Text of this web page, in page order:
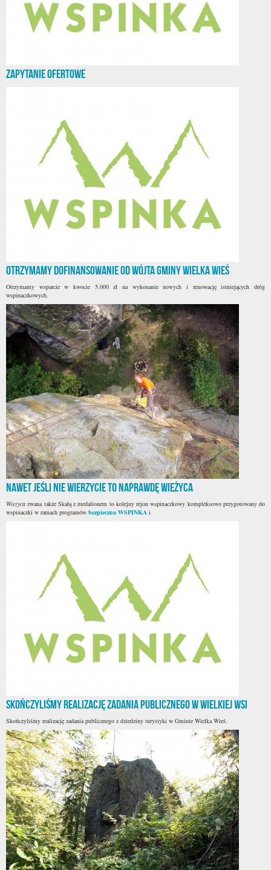
Zapytanie ofertowe
Otrzymamy dofinansowanie od Wójta Gminy Wielka Wieś
Otrzymamy wsparcie w kwocie 5.000 zł na wykonanie nowych i renowację istniejących dróg
wspinaczkowych.
Nawet jeśli nie wierzycie to naprawdę Wieżyca
Wieżyca zwana także Skałą z medalionem to kolejny rejon wspinaczkowy kompleksowo przygotowany do
wspinaczki w ramach programów bezpieczna WSPINKA i
Skończyliśmy realizację zadania publicznego w Wielkiej Wsi
Skończyliśmy realizację zadania publicznego z dziedziny turystyki w Gminie Wielka Wieś.